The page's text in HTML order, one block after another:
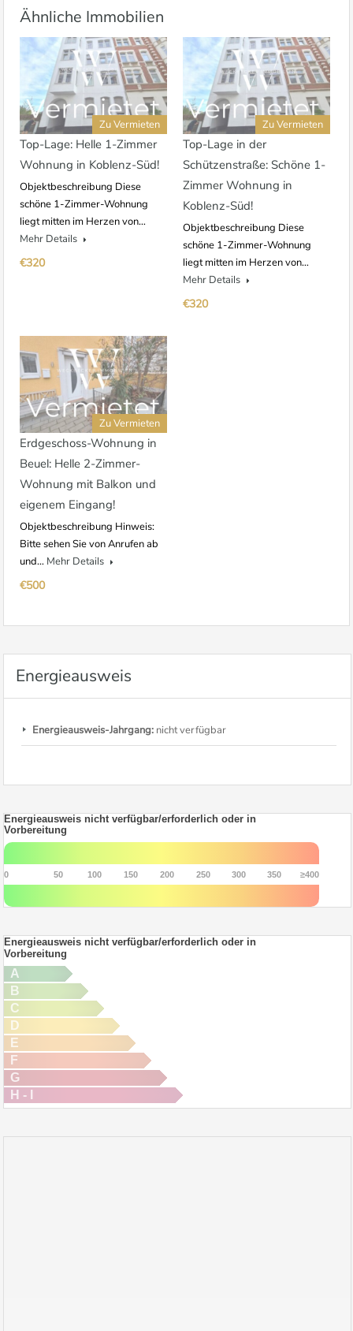
Ähnliche Immobilien
Zu Vermieten
Top-Lage: Helle 1-Zimmer
Wohnung in Koblenz-Süd!
Objektbeschreibung Diese
schöne 1-Zimmer-Wohnung
liegt mitten im Herzen von…
Mehr Details
€320
Zu Vermieten
Top-Lage in der
Schützenstraße: Schöne 1-
Zimmer Wohnung in
Koblenz-Süd!
Objektbeschreibung Diese
schöne 1-Zimmer-Wohnung
liegt mitten im Herzen von…
Mehr Details
€320
Zu Vermieten
Erdgeschoss-Wohnung in
Beuel: Helle 2-Zimmer-
Wohnung mit Balkon und
eigenem Eingang!
Objektbeschreibung Hinweis:
Bitte sehen Sie von Anrufen ab
und… Mehr Details
€500
Energieausweis
Energieausweis-Jahrgang: nicht verfügbar
Energieausweis nicht verfügbar/erforderlich oder in
Vorbereitung
0 50 100 150 200 250 300 350 ≥400
Energieausweis nicht verfügbar/erforderlich oder in
Vorbereitung
A
B
C
D
E
F
G
H - I